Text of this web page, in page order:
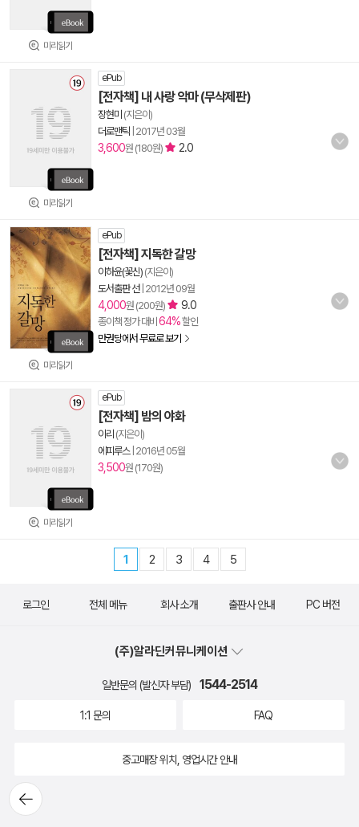
미리읽기
미리읽기
ePub
[전자책] 내 사랑 악마 (무삭제판)
장현미 (지은이)
더로맨틱 2017년 03월
3,600원 (180원) 2.0
미리읽기
ePub
[전자책] 지독한 갈망
이하윤(꽃신) (지은이)
도서출판 선| 2012년 09월
4,000원 (200원) 9.0
종이책 정가 대비 64%할인
만권당에서 무료로 보기
미리읽기
ePub
[전자책] 밤의 야화
이리 (지은이)
에피루스| 2016년 05월
3,500원 (170원)
1 2 3 4 5
뒤로가
기
로그인 전체 메뉴 회사 소개 출판사 안내 PC 버전
(주)알라딘커뮤니케이션
일반문의 (발신자 부담) 1544-2514
1:1 문의 FAQ
중고매장 위치, 영업시간 안내